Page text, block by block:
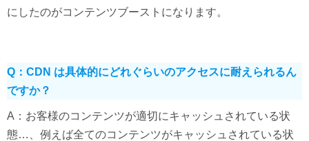
にしたのがコンテンツブーストになります。
Q：CDN は具体的にどれぐらいのアクセスに耐えられるん
ですか？
A：お客様のコンテンツが適切にキャッシュされている状
態…、例えば全てのコンテンツがキャッシュされている状